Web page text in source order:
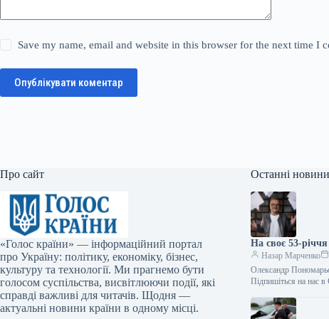
Save my name, email and website in this browser for the next time I
Опублікувати коментар
Про сайт
«Голос країни» — інформаційний портал
про Україну: політику, економіку, бізнес,
культуру та технології. Ми прагнемо бути
голосом суспільства, висвітлюючи події, які
справді важливі для читачів. Щодня —
актуальні новини країни в одному місці.
Останні новини
На своє 53-
Назар Марченко
Олександр
Підпишіться на нас